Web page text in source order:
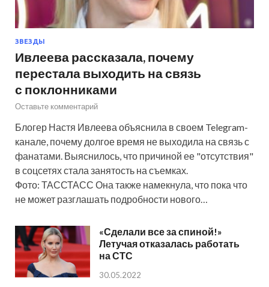
ЗВЕЗДЫ
Ивлеева рассказала, почему
перестала выходить на связь
с поклонниками
Оставьте комментарий
Блогер Настя Ивлеева объяснила в своем Telegram-
канале, почему долгое время не выходила на связь с
фанатами. Выяснилось, что причиной ее "отсутствия"
в соцсетях стала занятость на съемках.
Фото: ТАССТАСС Она также намекнула, что пока что
не может разглашать подробности нового…
«Сделали все за спиной!»
Летучая отказалась работать
на СТС
30.05.2022